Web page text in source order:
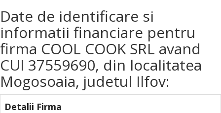
Date de identificare si
informatii financiare pentru
firma COOL COOK SRL avand
CUI 37559690, din localitatea
Mogosoaia, judetul Ilfov:
Detalii Firma